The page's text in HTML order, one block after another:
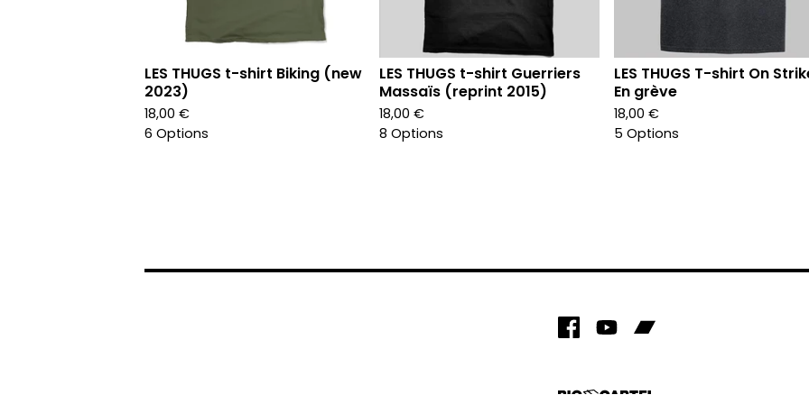
LES THUGS t-shirt Biking (new
2023)
18,00 €
6 Options
LES THUGS t-shirt Guerriers
Massaïs (reprint 2015)
18,00 €
8 Options
LES THUGS T-shirt On
En grève
18,00 €
5 Options